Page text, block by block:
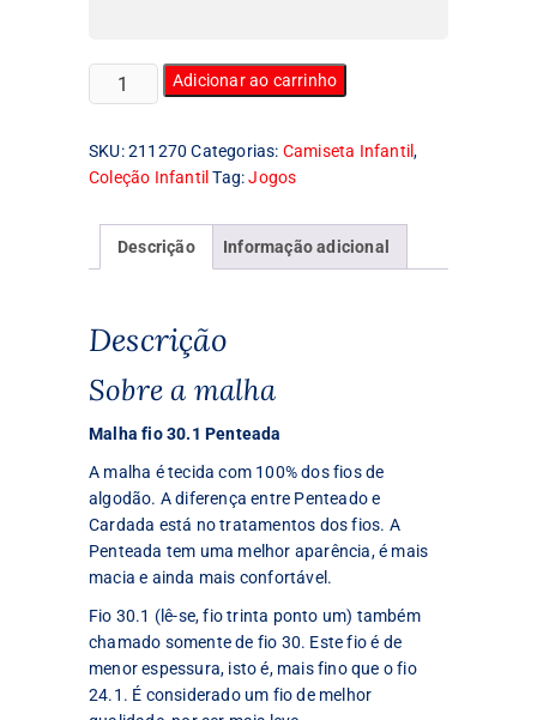
Camiseta
Infantil
quantidade
Adicionar ao carrinho
SKU:211270 Categorias: Camiseta Infantil,
Coleção Infantil Tag:Jogos
Descrição Informação adicional
Descrição
Sobre a malha
Malha fio 30.1 Penteada
A malha é tecida com 100% dos fios de
algodão. A diferença entre Penteado e
Cardada está no tratamentos dos fios. A
Penteada tem uma melhor aparência, é mais
macia e ainda mais confortável.
Fio 30.1 (lê-se, fio trinta ponto um) também
chamado somente de fio 30. Este fio é de
menor espessura, isto é, mais fino que o fio
24.1. É considerado um fio de melhor